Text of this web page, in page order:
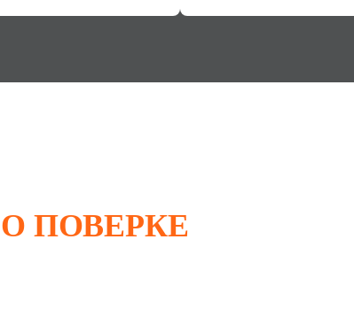
О ПОВЕРКЕ